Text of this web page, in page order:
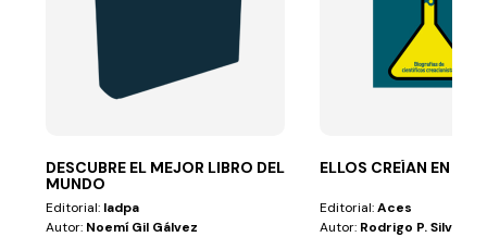
DESCUBRE EL MEJOR LIBRO DEL
MUNDO
Editorial: Iadpa
Autor: Noemí Gil Gálvez
ELLOS CREÍAN EN
Editorial:Aces
Autor: Rodrigo P. Silva